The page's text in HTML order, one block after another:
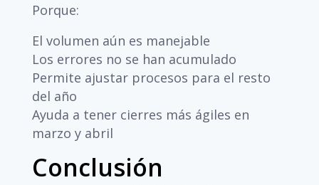
Porque:
El volumen aún es manejable
Los errores no se han acumulado
Permite ajustar procesos para el resto
del año
Ayuda a tener cierres más ágiles en
marzo y abril
Conclusión